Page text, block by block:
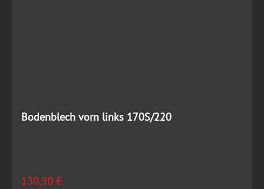
Bodenblech vorn links 170S/220
Regulärer Preis:
130,90 €